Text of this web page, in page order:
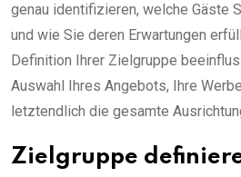
genau identifizieren, welche Gäste
und wie Sie deren Erwartungen
Definition Ihrer Zielgruppe
Auswahl Ihres Angebots, Ihre
letztendlich die gesamte
Zielgruppe